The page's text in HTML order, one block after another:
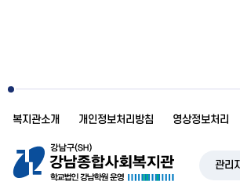
복지관소개 개인정보처리방침 영상정보처리
관리